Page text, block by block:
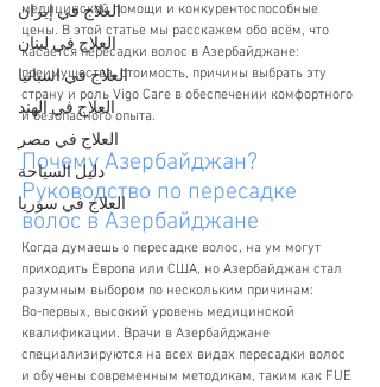
العلاج في إيران
العلاج في لبنان
العلاج في اسبانيا
العلاج في الهند
العلاج في مصر
دليل السياحة
العلاج في سوريا
медицинской помощи и конкурентоспособные
цены. В этой статье мы расскажем обо всём, что
касается пересадки волос в Азербайджане:
преимущества, стоимость, причины выбрать эту
страну и роль Vigo Care в обеспечении комфортного
и безопасного опыта.
Почему Азербайджан?
Руководство по пересадке
волос в Азербайджане
Когда думаешь о пересадке волос, на ум могут
приходить Европа или США, но Азербайджан стал
разумным выбором по нескольким причинам:
Во-первых, высокий уровень медицинской
квалификации. Врачи в Азербайджане
специализируются на всех видах пересадки волос
и обучены современным методикам, таким как FUE